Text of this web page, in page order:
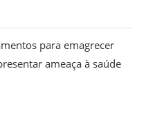
para emagrecer
ameaça à saúde